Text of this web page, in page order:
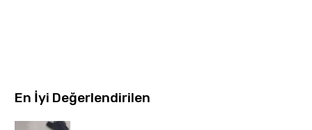
En İyi Değerlendirilen